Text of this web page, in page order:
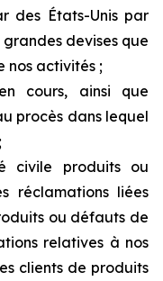
des États-Unis par
devises que
nos activités ;
cours, ainsi que
procès dans lequel
civile produits ou
réclamations liées
ou défauts de
relatives à nos
clients de produits